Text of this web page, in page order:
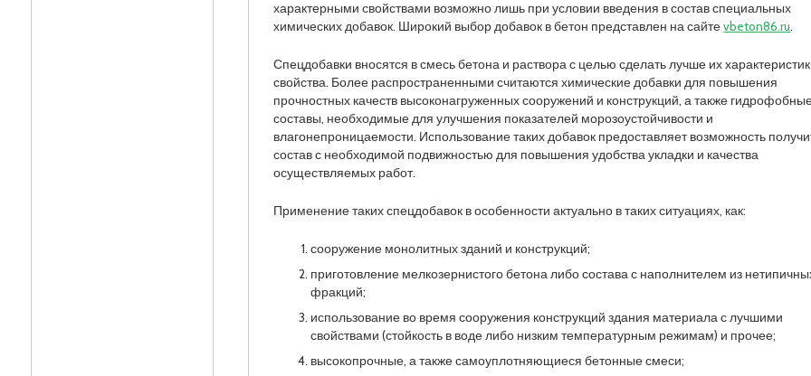
характерными свойствами возможно лишь при условии введения в состав специальных
химических добавок. Широкий выбор добавок в бетон представлен на сайтеvbeton86.ru.
Спецдобавки вносятся в смесь бетона и раствора с целью сделать лучше их
свойства. Более распространенными считаются химические добавки для повышения
прочностных качеств высоконагруженных сооружений и конструкций, а также
составы, необходимые для улучшения показателей морозоустойчивости и
влагонепроницаемости. Использование таких добавок предоставляет возможность
состав с необходимой подвижностью для повышения удобства укладки и качества
осуществляемых работ.
Применение таких спецдобавок в особенности актуально в таких ситуациях, как:
сооружение монолитных зданий и конструкций;
приготовление мелкозернистого бетона либо состава с наполнителем из
фракций;
использование во время сооружения конструкций здания материала с лучшими
свойствами (стойкость в воде либо низким температурным режимам) и прочее;
высокопрочные, а также самоуплотняющиеся бетонные смеси;